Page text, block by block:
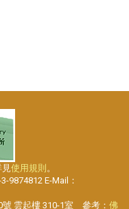
使用規則 。
9874812 E-Mail：
號 雲起樓 310-1室 參考： 佛